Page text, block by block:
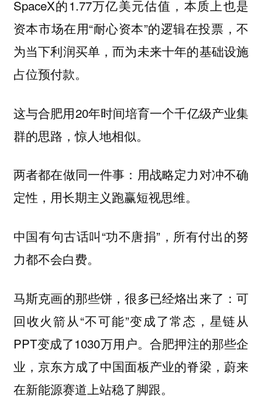
SpaceX的1.77万亿美元估值，本质上也是
资本市场在用“耐心资本”的逻辑在投票，不
为当下利润买单，而为未来十年的基础设施
占位预付款。
这与合肥用20年时间培育一个千亿级产业集
群的思路，惊人地相似。
两者都在做同一件事：用战略定力对冲不确
定性，用长期主义跑赢短视思维。
中国有句古话叫“功不唐捐”，所有付出的努
力都不会白费。
马斯克画的那些饼，很多已经烙出来了：可
回收火箭从“不可能”变成了常态，星链从
PPT变成了1030万用户。合肥押注的那些企
业，京东方成了中国面板产业的脊梁，蔚来
在新能源赛道上站稳了脚跟。